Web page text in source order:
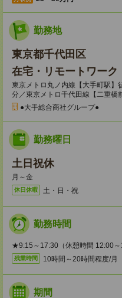
勤務地
東京都千代田区
在宅・リモートワーク
東京メトロ丸ノ内線【大手町駅】
分／東京メトロ千代田線【二重橋
●大手総合商社グループ●
勤務曜日
土日祝休
月～金
休日休暇 土・日・祝
勤務時間
★9:15～17:30（休憩時間 12:00～
残業時間 10時間～20時間程度/月
期間